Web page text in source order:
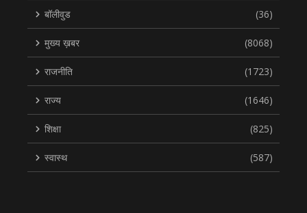
बॉलीवुड (36)
मुख्य ख़बर (8068)
राजनीति (1723)
राज्य (1646)
शिक्षा (825)
स्वास्थ (587)